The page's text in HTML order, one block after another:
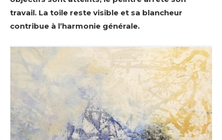
travail. La toile reste visible et sa blancheur
contribue à l’harmonie générale.